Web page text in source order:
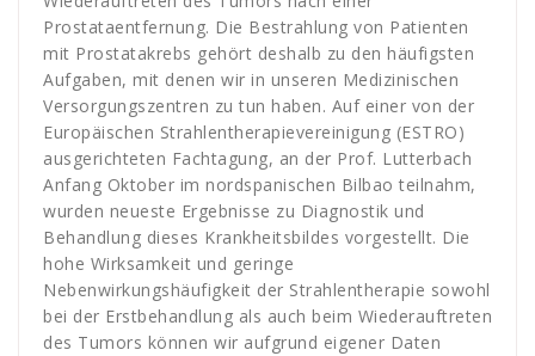
Prostataentfernung. Die Bestrahlung von Patienten
mit Prostatakrebs gehört deshalb zu den häufigsten
Aufgaben, mit denen wir in unseren Medizinischen
Versorgungszentren zu tun haben. Auf einer von der
Europäischen Strahlentherapievereinigung (ESTRO)
ausgerichteten Fachtagung, an der Prof. Lutterbach
Anfang Oktober im nordspanischen Bilbao teilnahm,
wurden neueste Ergebnisse zu Diagnostik und
Behandlung dieses Krankheitsbildes vorgestellt. Die
hohe Wirksamkeit und geringe
Nebenwirkungshäufigkeit der Strahlentherapie sowohl
bei der Erstbehandlung als auch beim Wiederauftreten
des Tumors können wir aufgrund eigener Daten